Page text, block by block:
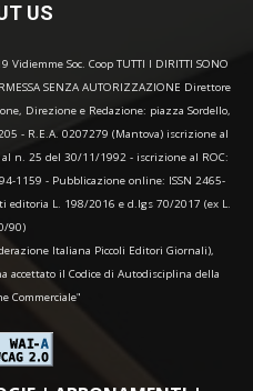
US
Soc. Coop TUTTI I DIRITTI SONO
SENZA AUTORIZZAZIONE Direttore
Direzione e Redazione: piazza Sordello,
- R.E.A. 0207279 (Mantova) iscrizione al
n. 25 del 30/11/1992 - iscrizione al ROC:
1159 - Pubblicazione online: ISSN 2465-
editoria L. 198/2016 e d.lgs 70/2017 (ex L.
90)
Italiana Piccoli Editori Giornali),
accettato il Codice di Autodisciplina della
Commerciale"